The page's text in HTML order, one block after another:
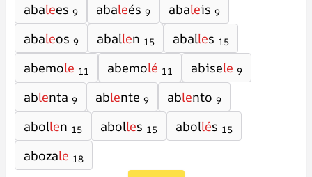
abalees 9 abaleés 9 abaleis 9
abaleos 9 aballen 15 aballes 15
abemole 11 abemolé 11 abisele 9
ablenta 9 ablente 9 ablento 9
abollen 15 abolles 15 abollés 15
abozale 18